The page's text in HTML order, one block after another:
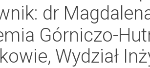
dr
Górniczo-
Wydział